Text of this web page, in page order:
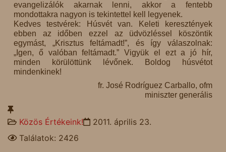
evangelizálók akarnak lenni, akkor a fentebb
mondottakra nagyon is tekintettel kell legyenek.
Kedves testvérek: Húsvét van. Keleti keresztények
ebben az időben ezzel az üdvözléssel köszöntik
egymást, „Krisztus feltámadt!”, és így válaszolnak:
„Igen, ő valóban feltámadt.” Vigyük el ezt a jó hír,
minden körülöttünk lévőnek. Boldog húsvétot
mindenkinek!
fr. José Rodríguez Carballo, ofm
miniszter generális
Közös Értékeink!
2011. április 23.
Találatok: 2426